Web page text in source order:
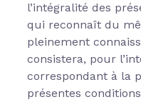
l’intégralité des
qui reconnaît du
pleinement
consistera, pour
correspondant à la
présentes